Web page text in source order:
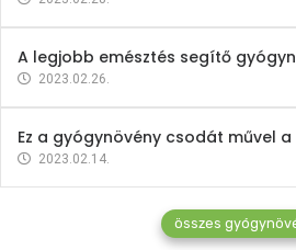
A legjobb emésztés segítő
2023.02.26.
Ez a gyógynövény csodát művel a
2023.02.14.
összes
Vitaminok